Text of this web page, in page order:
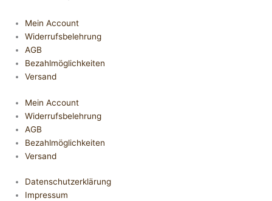
Mein Account
Widerrufsbelehrung
AGB
Bezahlmöglichkeiten
Versand
Mein Account
Widerrufsbelehrung
AGB
Bezahlmöglichkeiten
Versand
Datenschutzerklärung
Impressum